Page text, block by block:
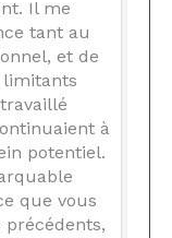
Il me
tant au
et de
limitants
à
potentiel.
que vous